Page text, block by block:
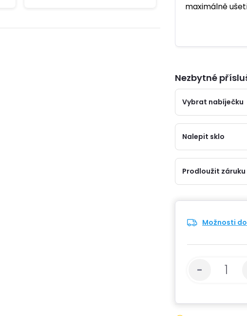
maximálně
Nezbytné
Vybrat nabíječku
Nalepit sklo
Prodloužit záruku
Možnosti